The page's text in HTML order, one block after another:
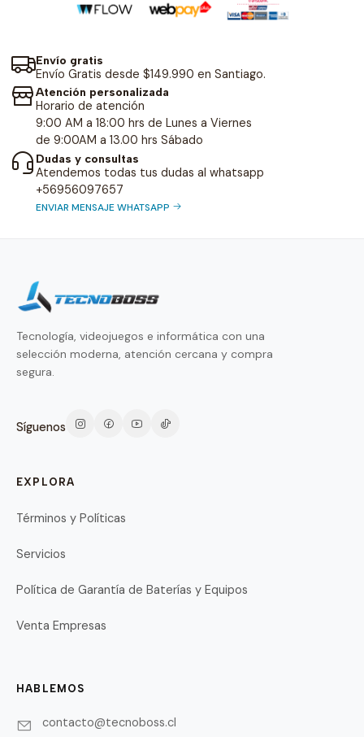
Envío gratis
Envío Gratis desde $149.990 en Santiago.
Atención personalizada
Horario de atención
9:00 AM a 18:00 hrs de Lunes a Viernes
de 9:00AM a 13.00 hrs Sábado
Dudas y consultas
Atendemos todas tus dudas al whatsapp
+56956097657
ENVIAR MENSAJE WHATSAPP
Tecnología, videojuegos e informática con una
selección moderna, atención cercana y compra
segura.
Síguenos
EXPLORA
Términos y Políticas
Servicios
Política de Garantía de Baterías y Equipos
Venta Empresas
HABLEMOS
contacto@tecnoboss.cl